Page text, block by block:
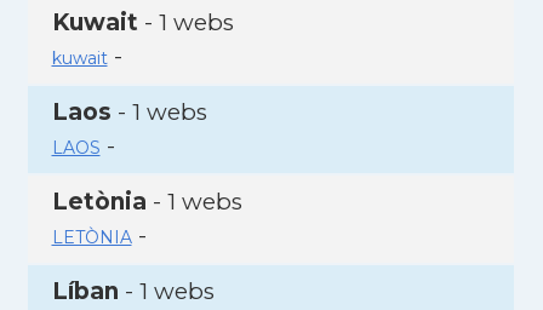
Kuwait - 1 webs
kuwait-
Laos - 1 webs
LAOS -
Letònia - 1 webs
LETÒNIA-
Líban - 1 webs